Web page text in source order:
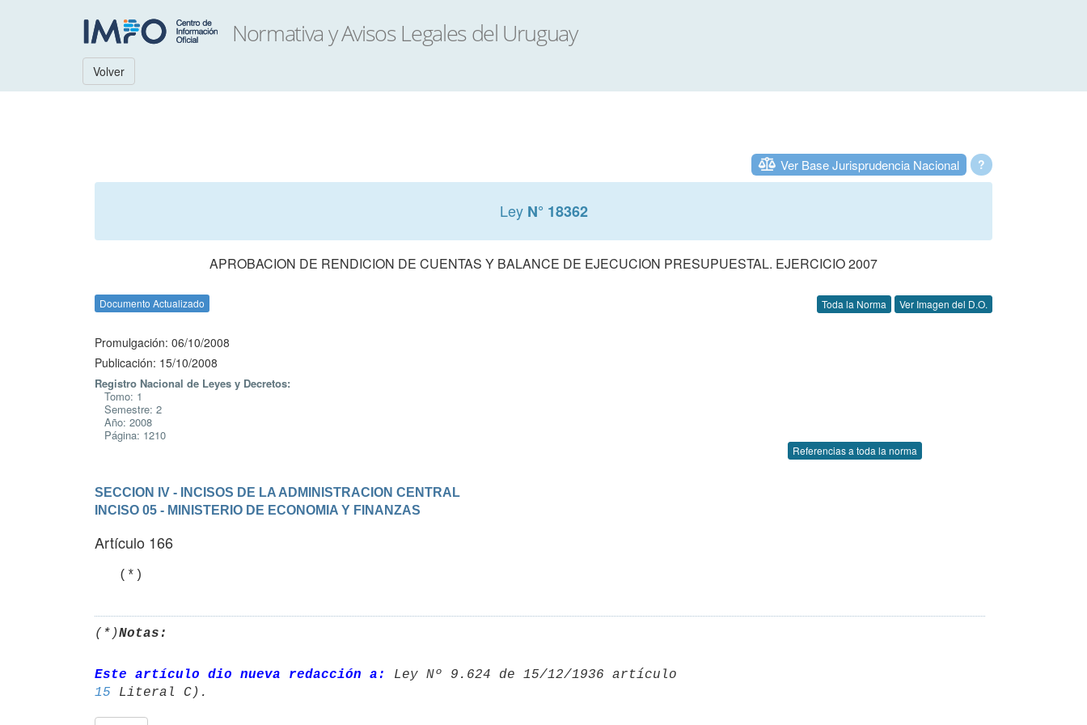
Volver
?
Ver Base Jurisprudencia Nacional
Ley N° 18362
APROBACION DE RENDICION DE CUENTAS Y BALANCE DE EJECUCION PRESUPUESTAL. EJERCICIO 2007
Documento Actualizado Toda la Norma Ver Imagen del D.O.
Promulgación: 06/10/2008
Publicación: 15/10/2008
Registro Nacional de Leyes y Decretos:
Tomo: 1
Semestre: 2
Año: 2008
Página: 1210
Referencias a toda la norma
SECCION IV - INCISOS DE LA ADMINISTRACION CENTRAL
INCISO 05 - MINISTERIO DE ECONOMIA Y FINANZAS
Artículo 166
   (*)
(*)Notas:
Este artículo dio nueva redacción a:
Ley Nº 9.624 de 15/12/1936 artículo
15